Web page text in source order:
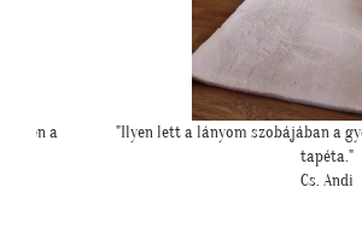
virágos
""Elegáns lett a pengefal,
Z. Anita